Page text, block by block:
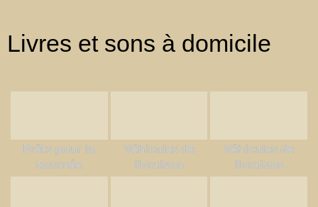
Livres et sons à domicile
Prêts pour la
tournée
Véhicules de
livraison
Véhicules de
livraison